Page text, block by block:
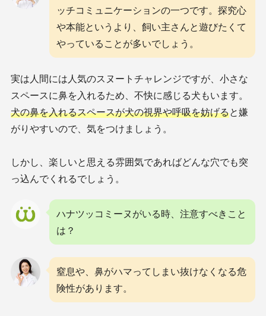
ッチコミュニケーションの一つです。探究心
や本能というより、飼い主さんと遊びたくて
やっていることが多いでしょう。
実は人間には人気のスヌートチャレンジですが、小さな
スペースに鼻を入れるため、不快に感じる犬もいます。
犬の鼻を入れるスペースが犬の視界や呼吸を妨げると嫌
がりやすいので、気をつけましょう。
しかし、楽しいと思える雰囲気であればどんな穴でも突
っ込んでくれるでしょう。
ハナツッコミーヌがいる時、注意すべきこと
は？
窒息や、鼻がハマってしまい抜けなくなる危
険性があります。